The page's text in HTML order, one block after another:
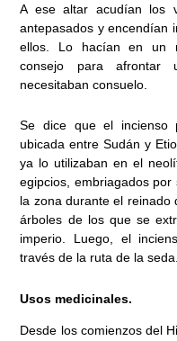
A ese altar acudían los
antepasados y encendían
ellos. Lo hacían en un
consejo para afrontar
necesitaban consuelo.
Se dice que el incienso
ubicada entre Sudán y
ya lo utilizaban en el
egipcios, embriagados
la zona durante el reinado
árboles de los que se
imperio. Luego, el
través de la ruta de la seda.
Usos medicinales.
Desde los comienzos del